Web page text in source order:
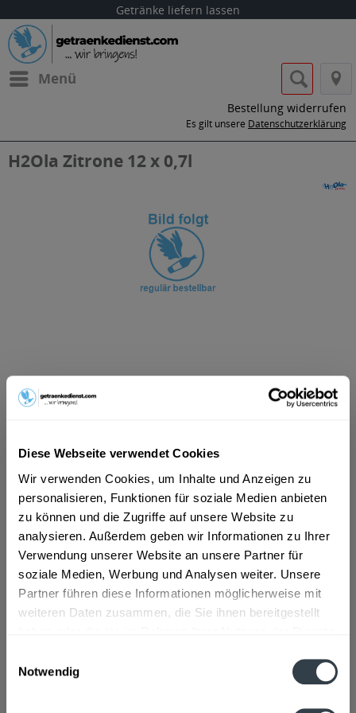
Diese Webseite verwendet Cookies
Wir verwenden Cookies, um Inhalte und Anzeigen zu
personalisieren, Funktionen für soziale Medien anbieten
zu können und die Zugriffe auf unsere Website zu
analysieren. Außerdem geben wir Informationen zu Ihrer
Verwendung unserer Website an unsere Partner für
soziale Medien, Werbung und Analysen weiter. Unsere
Partner führen diese Informationen möglicherweise mit
weiteren Daten zusammen, die Sie ihnen bereitgestellt
Notwendig
Getränke liefern lassen
Menü
Bestellung widerrufen
Es gilt unsere Datenschutzerklärung
H2Ola Zitrone 12 x 0,7l
ab 101,01 € *
Vorrätig
MEHRWEG
+3,30 € Pfand
In den Warenkorb
Artikel-Nr.:
26548
Verfügbar in: